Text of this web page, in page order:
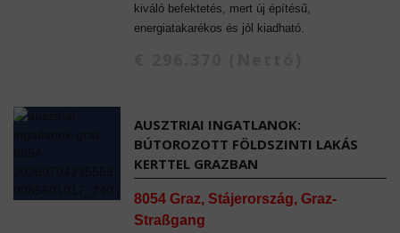
kiváló befektetés, mert új építésű,
energiatakarékos és jól kiadható.
AUSZTRIAI INGATLANOK:
BÚTOROZOTT FÖLDSZINTI LAKÁS
KERTTEL GRAZBAN
8054 Graz, Stájerország, Graz-
Straßgang